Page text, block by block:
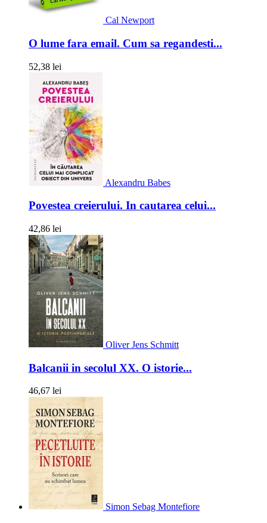
Cal Newport
O lume fara email. Cum sa regandesti...
52,38 lei
Alexandru Babes
Povestea creierului. In cautarea celui...
42,86 lei
Oliver Jens Schmitt
Balcanii in secolul XX. O istorie...
46,67 lei
Simon Sebag Montefiore